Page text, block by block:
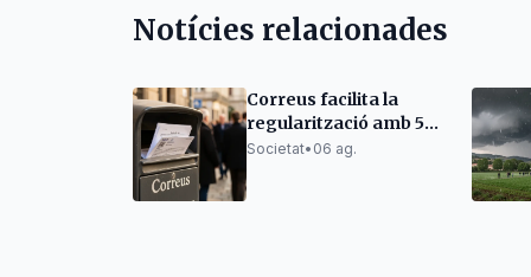
Notícies relacionades
Correus facilita la
regularització amb 53
oficines a Catalunya
Societat• 06 ag.